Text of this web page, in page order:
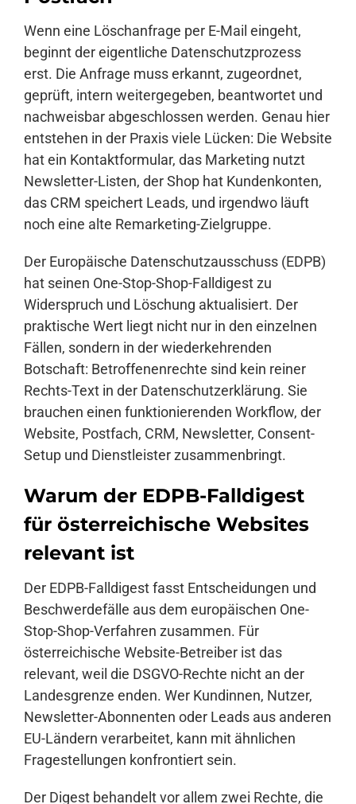
Anmelden
Wenn eine Löschanfrage per E-Mail eingeht,
beginnt der eigentliche Datenschutzprozess
erst. Die Anfrage muss erkannt, zugeordnet,
geprüft, intern weitergegeben, beantwortet und
nachweisbar abgeschlossen werden. Genau hier
entstehen in der Praxis viele Lücken: Die Website
hat ein Kontaktformular, das Marketing nutzt
Newsletter-Listen, der Shop hat Kundenkonten,
das CRM speichert Leads, und irgendwo läuft
noch eine alte Remarketing-Zielgruppe.
Der Europäische Datenschutzausschuss (EDPB)
hat seinen One-Stop-Shop-Falldigest zu
Widerspruch und Löschung aktualisiert. Der
praktische Wert liegt nicht nur in den einzelnen
Fällen, sondern in der wiederkehrenden
Botschaft: Betroffenenrechte sind kein reiner
Rechts-Text in der Datenschutzerklärung. Sie
brauchen einen funktionierenden Workflow, der
Website, Postfach, CRM, Newsletter, Consent-
Setup und Dienstleister zusammenbringt.
Warum der EDPB-Falldigest
für österreichische Websites
relevant ist
Der EDPB-Falldigest fasst Entscheidungen und
Beschwerdefälle aus dem europäischen One-
Stop-Shop-Verfahren zusammen. Für
österreichische Website-Betreiber ist das
relevant, weil die DSGVO-Rechte nicht an der
Landesgrenze enden. Wer Kundinnen, Nutzer,
Newsletter-Abonnenten oder Leads aus anderen
EU-Ländern verarbeitet, kann mit ähnlichen
Fragestellungen konfrontiert sein.
Der Digest behandelt vor allem zwei Rechte, die